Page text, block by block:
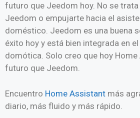
futuro que Jeedom hoy. No se
Jeedom o empujarte hacia el
doméstico. Jeedom es una buena
éxito hoy y está bien integrada en
domótica. Solo creo que hoy
futuro que Jeedom.
Encuentro Home Assistant más
diario, más fluido y más rápido.